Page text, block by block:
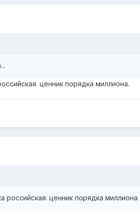
ценник порядка миллиона.
российская. ценник порядка миллиона.